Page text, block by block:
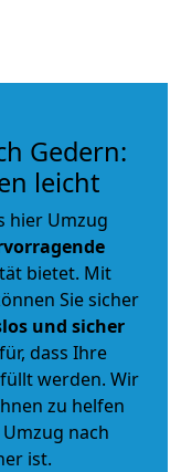
Gedern:
leicht
hier Umzug
bietet. Mit
Sie sicher
und sicher
dass Ihre
werden. Wir
zu helfen
nach
ist.